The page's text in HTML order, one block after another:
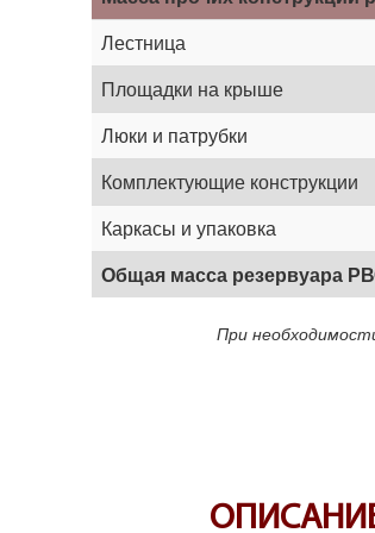
Лестница
Площадки на крыше
Люки и патрубки
Комплектующие конструкции
Каркасы и упаковка
Общая масса резервуара
При